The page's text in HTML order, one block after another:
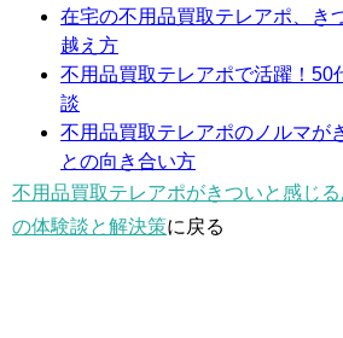
在宅の不用品買取テレアポ、き
越え方
不用品買取テレアポで活躍！50
談
不用品買取テレアポのノルマが
との向き合い方
不用品買取テレアポがきついと感じ
の体験談と解決策に戻る